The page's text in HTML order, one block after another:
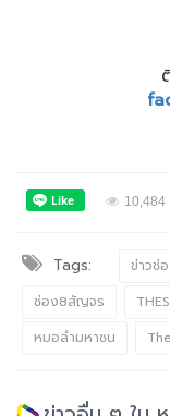
10,484
Tags: ข่าวช่
ช่อง8สัญจร
หมอลำมหาชน